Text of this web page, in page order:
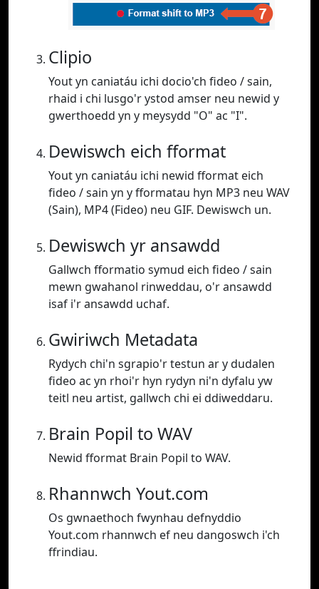
Clipio
Yout yn caniatáu ichi docio'ch fideo / sain,
rhaid i chi lusgo'r ystod amser neu newid y
gwerthoedd yn y meysydd "O" ac "I".
Dewiswch eich fformat
Yout yn caniatáu ichi newid fformat eich
fideo / sain yn y fformatau hyn MP3 neu WAV
(Sain), MP4 (Fideo) neu GIF. Dewiswch un.
Dewiswch yr ansawdd
Gallwch fformatio symud eich fideo / sain
mewn gwahanol rinweddau, o'r ansawdd
isaf i'r ansawdd uchaf.
Gwiriwch Metadata
Rydych chi'n sgrapio'r testun ar y dudalen
fideo ac yn rhoi'r hyn rydyn ni'n dyfalu yw
teitl neu artist, gallwch chi ei ddiweddaru.
Brain Popil to WAV
Newid fformat Brain Popil to WAV.
Rhannwch Yout.com
Os gwnaethoch fwynhau defnyddio
Yout.com rhannwch ef neu dangoswch i'ch
ffrindiau.